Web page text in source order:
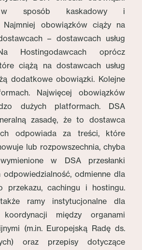
w sposób kaskadowy i
Najmniej obowiązków ciąży na
– dostawcach usług
Hostingodawcach oprócz
ciążą na dostawcach usług
dodatkowe obowiązki. Kolejne
Najwięcej obowiązków
dużych platformach. DSA
zasadę, że to dostawca
odpowiada za treści, które
lub rozpowszechnia, chyba
w DSA przesłanki
odpowiedzialność, odmienne dla
przekazu, cachingu i hostingu.
ramy instytucjonalne dla
między organami
(m.in. Europejską Radę ds.
oraz przepisy dotyczące